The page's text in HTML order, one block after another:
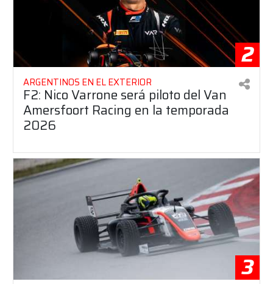
2
ARGENTINOS EN EL EXTERIOR
F2: Nico Varrone será piloto del Van
Amersfoort Racing en la temporada
2026
3